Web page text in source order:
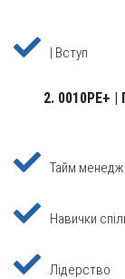
| Вступ
2. 0010PE+
Тайм
Навички
Лідерство